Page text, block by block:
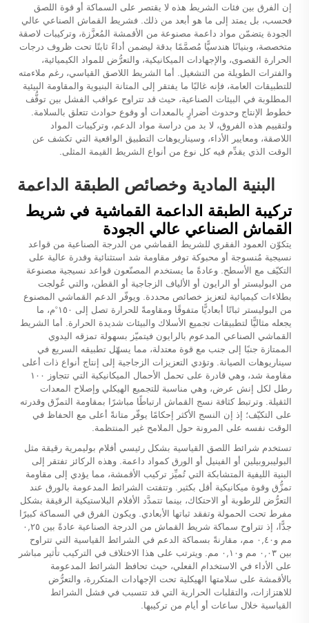
إن الفرق بين فئات الشريط هذه لا يقتصر على السماكة أو قوة اللصق
فحسب، بل يمتد إلى ما هو أبعد من ذلك. فشريط القماش الصناعي عالي
الجودة يتضمّن مواد داعمة مصنوعة من الأقمشة المُعزَّزة، وتركيبات لاصقة
متخصصة، وبنيانًا هندسيًّا مُصمَّمًا بدقة ليضمن أداءً ثابتًا تحت ظروف درجات
الحرارة القصوى، والإجهادات الميكانيكية، والتعرُّض للمواد الكيميائية،
والفترات الطويلة من التشغيل. أما الشريط اللاصق القياسي، رغم ملاءمته
للتطبيقات العامة، فإنه غالبًا ما يفتقر إلى المتانة البنيوية والمقاومة البيئية
المطلوبة في البيئات الصناعية، حيث قد تتراوح عواقب الفشل بين توقُّف
خطوط الإنتاج وحدوث أضرارٍ بالمعدات أو وقوع حوادث تتعلق بالسلامة.
ولتقييم هذه الفروق، لا بد من دراسة مواد الدعم، وتركيبات المواد
اللاصقة، ومعايير الأداء، وسيناريوهات التطبيق الواقعية التي تكشف عن
الوقت الذي يقدِّم فيه كل نوع من أنواع الشريط القيمة المثلى.
البنية المادية وخصائص الطبقة الداعمة
تركيبة الطبقة الداعمة القماشية في شريط
القماش الصناعي عالي الجودة
يتكوّن العمود الفقري للشريط القماشي من الدرجة الصناعية من قواعد
نسيجية مُنسوجة أو محبوكة توفر مقاومة شد استثنائية وقدرة عالية على
التكيّف مع الأسطح. وعادةً ما يستخدم المصنّعون قواعد نسيجية مصنوعة
من البوليستر أو الرايون أو الألياف الزجاجية أو القطن، والتي عُولجت
بطلاءات كيميائية لتعزيز خصائص محددة. ويوفّر الدعم القماشي المصنوع
من البوليستر ثباتًا أبعاديًّا متفوقًا ومقاومةً للحرارة تصل إلى ١٥٠°م، ما
يجعله مثاليًّا لتطبيقات تجميع الأسلاك والبيئات شديدة الحرارة. أما الشريط
القماشي الصناعي المدعوم بالرايون فيتميّز بسهولة تمزقه اليدوي
الممتازة جنبًا إلى جنب مع قوة معتدلة، مما يسهّل تطبيقه السريع في
سيناريوهات الصيانة. وتؤدي التعزيزات الزجاجية إلى إنتاج أنواع ذات أعلى
مقاومة شد، وهي قادرة على تحمل الأحمال الميكانيكية التي تتجاوز ١٠٠
رطل لكل إنش عرض، وهي مناسبة للتجميع الهيكلي وإصلاح المعدات
الثقيلة. وترتبط كثافة نسج القماش ارتباطًا مباشرًا بمقاومة التمزّق وقدرته
على التكيّف؛ إذ إن النسج الأكثر إحكامًا يوفّر متانةً أعلى مع الحفاظ في
الوقت نفسه على المرونة حول الملامح غير المنتظمة.
تستخدم شرائط اللصق القياسية بشكل رئيسي أفلام بوليمرية رقيقة مثل
البوليبروبيلين أو الفينيل أو الورق كمواد داعمة. وهذه الركائز تفتقر إلى
البنية الليفية المتشابكة التي تُميِّز تركيب الأقمشة، مما يؤدي إلى مقاومة
تمزُّق وقوة ميكانيكية أقل بكثير. وتتفتت الشرائط المدعومة بالورق عند
التعرُّض للرطوبة أو الاحتكاك، بينما تتمدَّد الأفلام البلاستيكية الرقيقة بشكل
مفرط تحت الحمولة وتفقد ثباتها الأبعادي. ويكون الفرق في السماكة كبيرًا
جدًّا، إذ تتراوح سماكة شريط القماش من الدرجة الصناعية عادةً بين ٠,٢٥
مم و٠,٤٠ مم، مقارنةً بسماكة الدعم في الشرائط القياسية التي تتراوح
بين ٠,٠٣ مم و٠,١٠ مم. ويترتب على هذا الاختلاف في التركيب تأثير مباشر
على الأداء في الاستخدام الفعلي، حيث تحافظ الشرائط المدعومة
بالأقمشة على سلامتها الهيكلية تحت الإجهادات المتكررة، والتعرُّض
للاهتزازات، والتقلبات الحرارية التي قد تتسبب في فشل الشرائط
القياسية خلال ساعات أو أيام من تركيبها.